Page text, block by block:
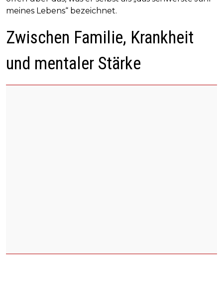
meines Lebens“ bezeichnet.
Zwischen Familie, Krankheit
und mentaler Stärke